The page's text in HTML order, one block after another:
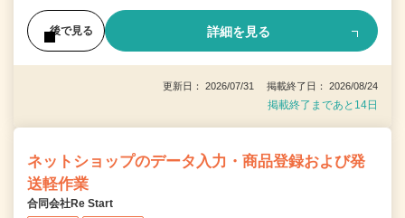
後で見る 詳細を見る
更新日： 2026/07/31 掲載終了日： 2026/08/24
掲載終了まであと14日
ネットショップのデータ入力・商品登録および発
送軽作業
合同会社Re Start